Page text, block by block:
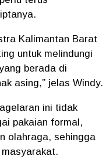
Kalimantan Barat
untuk melindungi
berada di
asing,” jelas Windy.
ini tidak
pakaian formal,
olahraga, sehingga